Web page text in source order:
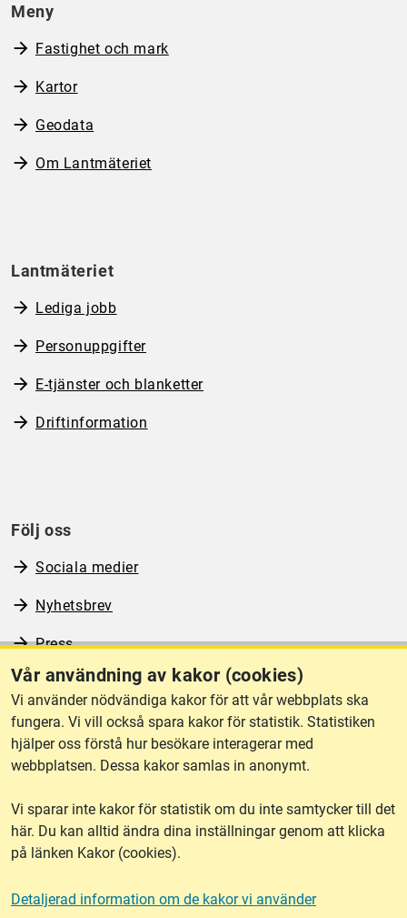
Vår användning av kakor (cookies)
Vi använder nödvändiga kakor för att vår webbplats ska
fungera. Vi vill också spara kakor för statistik. Statistiken
hjälper oss förstå hur besökare interagerar med
webbplatsen. Dessa kakor samlas in anonymt.
Vi sparar inte kakor för statistik om du inte samtycker till det
här. Du kan alltid ändra dina inställningar genom att klicka
på länken Kakor (cookies).
Detaljerad information om de kakor vi använder
Meny
Fastighet och mark
Kartor
Geodata
Om Lantmäteriet
Lantmäteriet
Lediga jobb
Personuppgifter
E-tjänster och blanketter
Driftinformation
Följ oss
Sociala medier
Nyhetsbrev
Press
RSS
Om webbplatsen
Tillgänglighet
Other languages
Kakor (cookies)